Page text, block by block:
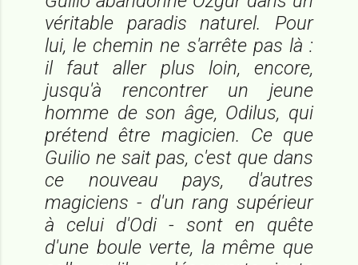
véritable paradis naturel. Pour
lui, le chemin ne s'arrête pas là :
il faut aller plus loin, encore,
jusqu'à rencontrer un jeune
homme de son âge, Odilus, qui
prétend être magicien. Ce que
Guilio ne sait pas, c'est que dans
ce nouveau pays, d'autres
magiciens - d'un rang supérieur
à celui d'Odi - sont en quête
d'une boule verte, la même que